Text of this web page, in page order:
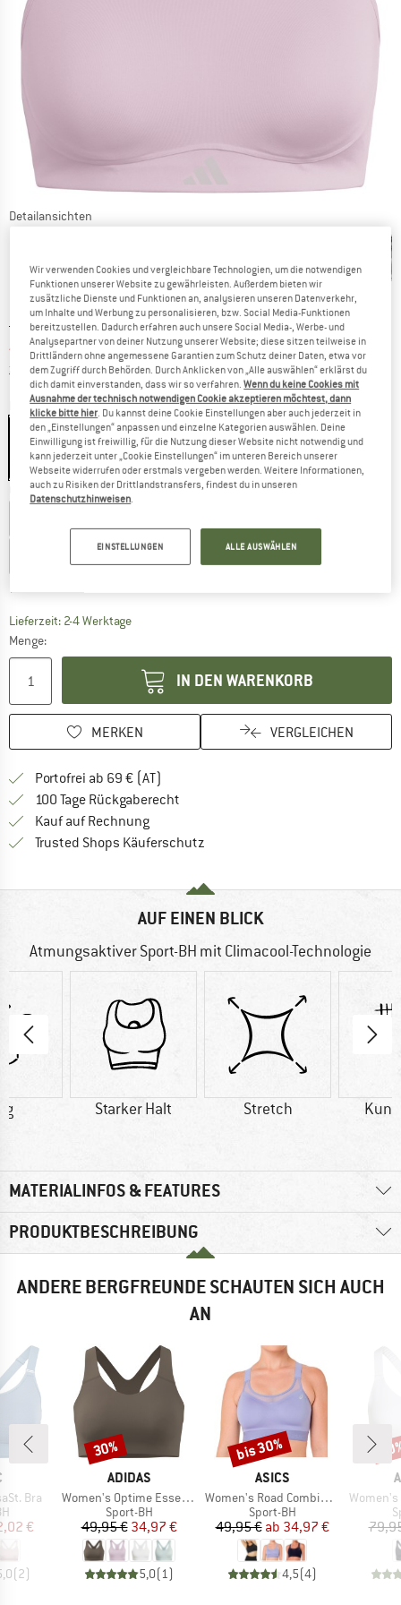
Detailansichten
Ursprünglicher Preis :
59,95€
Preis:
41,97€ inkl. MwSt.
zzgl. VersandkostenInformationen zu den Versandkosten. Öffnet sich in
Farbe:Preloved Fig
30% 30%
Größe wählen:
Lieferzeit: 2-4 WerktageDer Link öffnet sich in einer Infobox und
Menge:
IN DEN WARENKORB
MERKEN VERGLEICHEN
Portofrei ab 69 € (AT)
100 Tage Rückgaberecht
Kauf auf RechnungFinde die Zahlungs-Infos hier! Öffnet
Trusted Shops Käuferschutz
AUF EINEN BLICK
Atmungsaktiver Sport-BH mit Climacool-Technologie
g Starker Halt Stretch
MATERIALINFOS & FEATURES
PRODUKTBESCHREIBUNG
ANDERE BERGFREUNDE SCHAUTEN SICH AUCH
AN
Bra
Preis
€
(2)
MARKE
ADIDAS
Artikel
Women's Optime Essentials HS
Produktgruppe
Sport-BH
Preis
49,95 €reduzierter Preis
34,97 €
5,0( 1)
Rabatt
30%
MARKE
ASICS
Artikel
Women's Road Combination Bra
Produktgruppe
Sport-BH
Preis
49,95 € reduzierter Preis
ab 34,97 €
4,5(4)
Rabatt
bis 30%
Artikel
Women's
Wir verwenden Cookies und vergleichbare Technologien, um die notwendigen
Funktionen unserer Website zu gewährleisten. Außerdem bieten wir
zusätzliche Dienste und Funktionen an, analysieren unseren Datenverkehr,
um Inhalte und Werbung zu personalisieren, bzw. Social Media-Funktionen
bereitzustellen. Dadurch erfahren auch unsere Social Media-, Werbe- und
Analysepartner von deiner Nutzung unserer Website; diese sitzen teilweise in
Drittländern ohne angemessene Garantien zum Schutz deiner Daten, etwa vor
dem Zugriff durch Behörden. Durch Anklicken von „Alle auswählen“ erklärst du
dich damit einverstanden, dass wir so verfahren.Wenn du keine Cookies mit
Ausnahme der technisch notwendigen Cookie akzeptieren möchtest, dann
klicke bitte hier . Du kannst deine Cookie Einstellungen aber auch jederzeit in
den „Einstellungen“ anpassen und einzelne Kategorien auswählen. Deine
Einwilligung ist freiwillig, für die Nutzung dieser Website nicht notwendig und
kann jederzeit unter „Cookie Einstellungen“ im unteren Bereich unserer
Webseite widerrufen oder erstmals vergeben werden. Weitere Informationen,
auch zu Risiken der Drittlandstransfers, findest du in unseren
Datenschutzhinweisen
EINSTELLUNGEN ALLE AUSWÄHLEN